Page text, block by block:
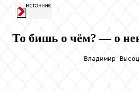
То бишь о чём? — о
Владимир